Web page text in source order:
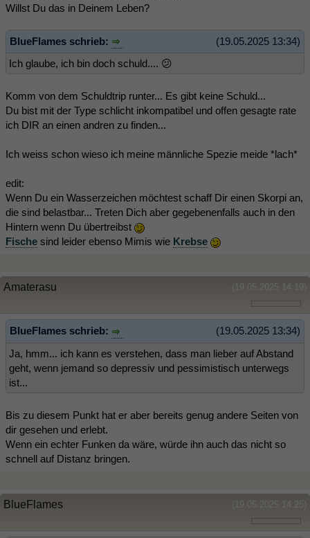
Willst Du das in Deinem Leben?
(19.05.2025 13:34)
BlueFlames schrieb:
Ich glaube, ich bin doch schuld.... 😕
Komm von dem Schuldtrip runter... Es gibt keine Schuld...
Du bist mit der Type schlicht inkompatibel und offen gesagte rate
ich DIR an einen andren zu finden...
Ich weiss schon wieso ich meine männliche Spezie meide *lach*
edit:
Wenn Du ein Wasserzeichen möchtest schaff Dir einen Skorpi an,
die sind belastbar... Treten Dich aber gegebenenfalls auch in den
Hintern wenn Du übertreibst
Fische sind leider ebenso Mimis wie Krebse
(19.05.2025 14:19)
Amaterasu
(19.05.2025 13:34)
BlueFlames schrieb:
Ja, hmm... ich kann es verstehen, dass man lieber auf Abstand
geht, wenn jemand so depressiv und pessimistisch unterwegs
ist...
Bis zu diesem Punkt hat er aber bereits genug andere Seiten von
dir gesehen und erlebt.
Wenn ein echter Funken da wäre, würde ihn auch das nicht so
schnell auf Distanz bringen.
(19.05.2025 14:25)
BlueFlames